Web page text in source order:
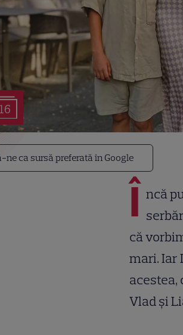
16
ne ca sursă preferată în Google
Î ncă
că
mari. Iar
acestea,
Vlad și